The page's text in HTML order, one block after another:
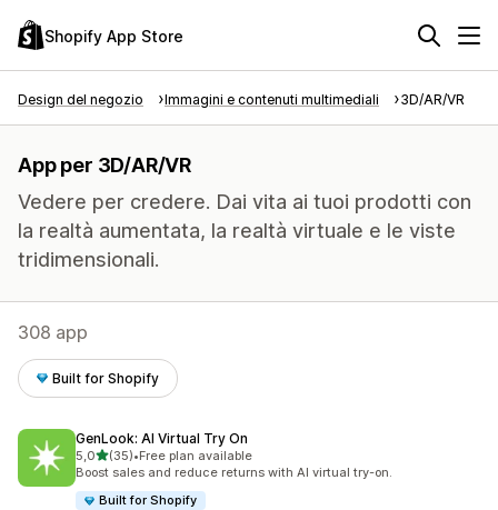
Shopify App Store
Design del negozio Immagini e contenuti multimediali 3D/AR/VR
App per 3D/AR/VR
Vedere per credere. Dai vita ai tuoi prodotti con
la realtà aumentata, la realtà virtuale e le viste
tridimensionali.
308 app
Built for Shopify
GenLook: AI Virtual Try On
5,0stelle su 5
(35)
35 recensioni totali
•Free plan available
Boost sales and reduce returns with AI virtual try-on.
Built for Shopify